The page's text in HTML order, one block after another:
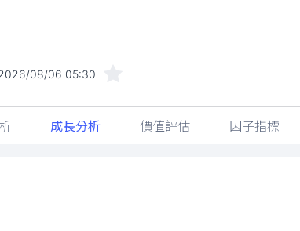
08/06 05:30
成長分析 價值評估 因子指標